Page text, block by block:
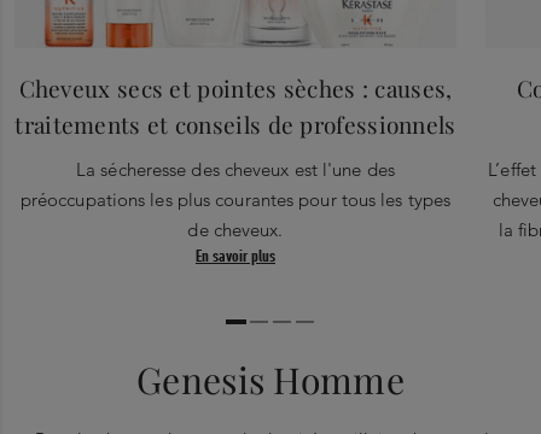
Cheveux secs et pointes sèches : causes,
traitements et conseils de professionnels
La sécheresse des cheveux est l'une des
préoccupations les plus courantes pour tous les types
de cheveux.
En savoir plus
la
Genesis Homme